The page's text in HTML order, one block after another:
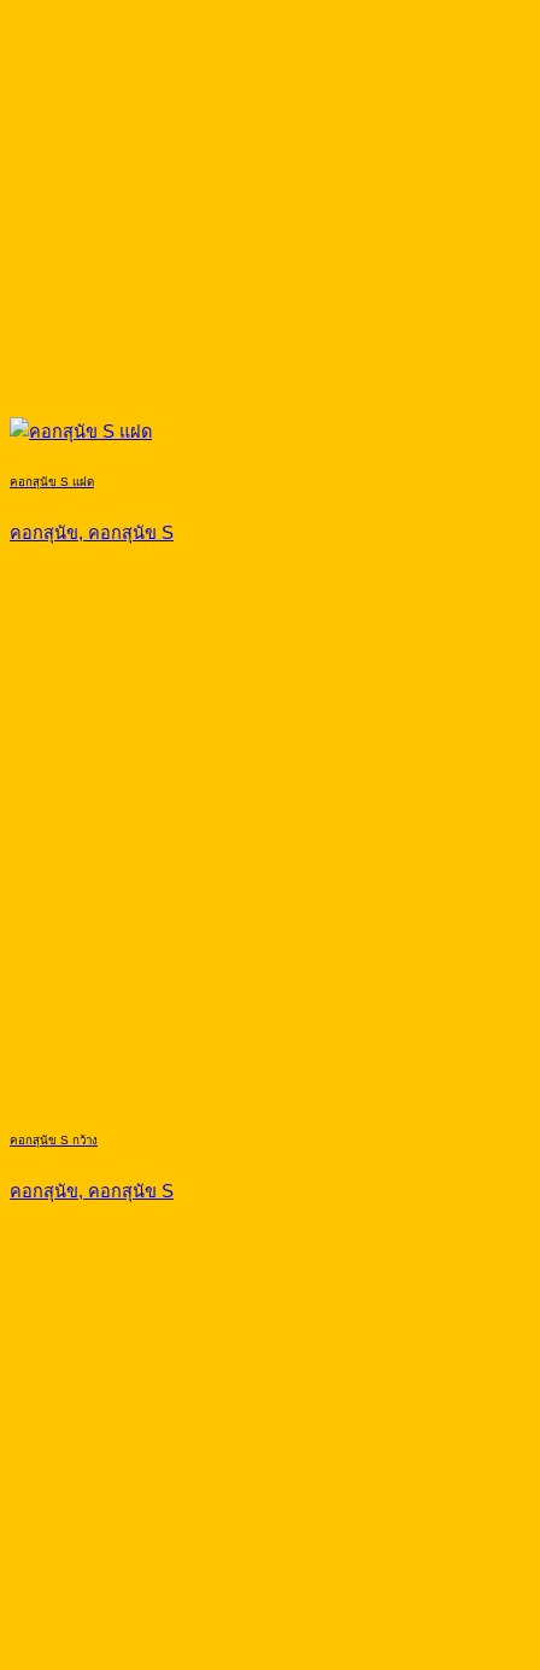
คอกสุนัข S แฝด
คอกสุนัข, คอกสุนัข S
คอกสุนัข S กว้าง
คอกสุนัข, คอกสุนัข S